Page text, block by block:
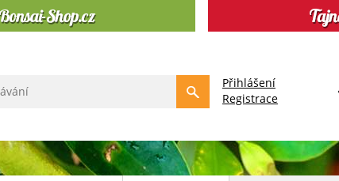
Přihlášení
Registrace